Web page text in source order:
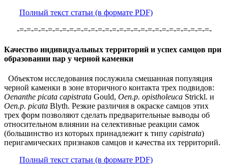
Полный текст статьи (в формате PDF)
-=-=-=-=-=-=-=-=-=-=-=-=-=-=-=-=-=-=-=-=-=-=-=-=-=-=-=-
Качество индивидуальных территорий и успех самцов при
образовании пар у черной каменки
Объектом исследования послужила смешанная популяция
черной каменки в зоне вторичного контакта трех подвидов:
Oenanthe picata capistrata Gould, Oen.p. opistholeuca Strickl. и
Oen.p. picata Blyth. Резкие различия в окраске самцов этих
трех форм позволяют сделать предварительные выводы об
относительном влиянии на селективные реакции самок
(большинство из которых принадлежит к типу capistrata)
перигамических признаков самцов и качества их территорий.
Полный текст статьи (в формате PDF)